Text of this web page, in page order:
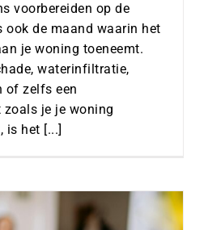
voorbereiden op de
ook de maand waarin het
je woning toeneemt.
waterinfiltratie,
of zelfs een
je je woning
is het [...]